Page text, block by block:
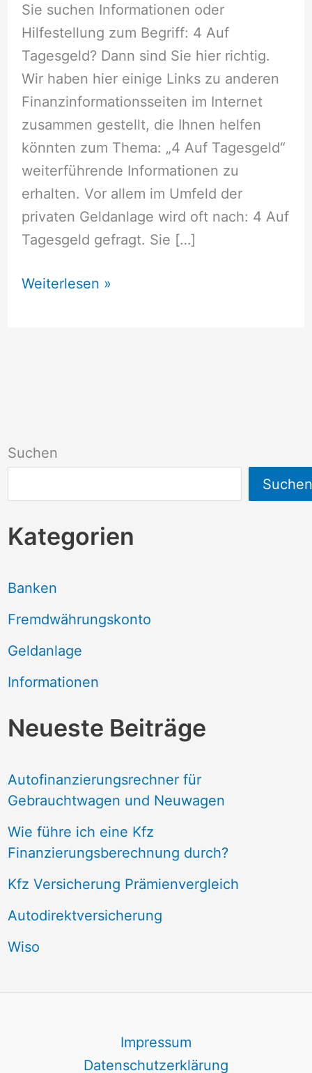
Suchen
Suchen
Kategorien
Banken
Fremdwährungskonto
Geldanlage
Informationen
Neueste Beiträge
Autofinanzierungsrechner für
Gebrauchtwagen und Neuwagen
Wie führe ich eine Kfz
Finanzierungsberechnung durch?
Kfz Versicherung Prämienvergleich
Autodirektversicherung
Wiso
Sie suchen Informationen oder
Hilfestellung zum Begriff: 4 Auf
Tagesgeld? Dann sind Sie hier richtig.
Wir haben hier einige Links zu anderen
Finanzinformationsseiten im Internet
zusammen gestellt, die Ihnen helfen
könnten zum Thema: „4 Auf Tagesgeld“
weiterführende Informationen zu
erhalten. Vor allem im Umfeld der
privaten Geldanlage wird oft nach: 4 Auf
Tagesgeld gefragt. Sie […]
4
Weiterlesen »
Impressum
Datenschutzerklärung